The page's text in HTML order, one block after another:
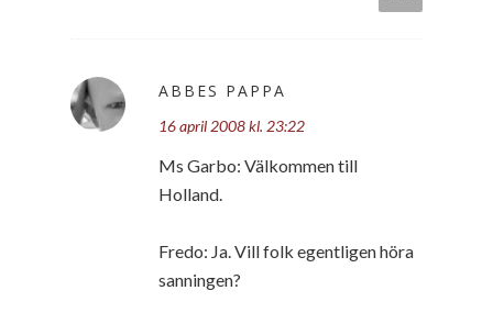
ABBES PAPPA
16 april 2008 kl. 23:22
Ms Garbo: Välkommen till
Holland.
Fredo: Ja. Vill folk egentligen höra
sanningen?